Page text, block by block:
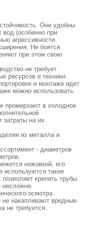
Они удобны
вод (особенно при
агрессивности.
Не боятся
при этом свою
не требует
ресурсов и техники.
и монтаже идет
можно использовать
промерзают в холодное
затраты на их
из металла и
- диаметров
ножовкой, его
используются такие
крепить трубы
несложно.
осмотра.
не накапливают вредные
не требуется.